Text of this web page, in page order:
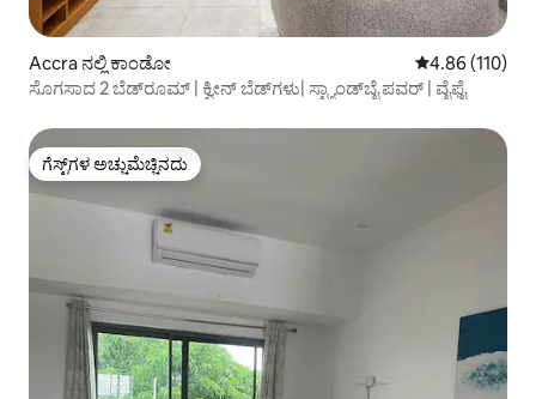
Accra ನಲ್ಲಿ ಕಾಂಡೋ 5 ರಲ್ಲಿ 4.86
4.86 (110)
ಸೊಗಸಾದ 2 ಬೆಡ್‌ರೂಮ್ | ಕ್ವೀನ್ ಬೆಡ್‌ಗಳು| ಸ್ಟ್ಯಾಂಡ್‌ಬೈ ಪವರ್ | ವೈಫೈ
ಗೆಸ್ಟ್‌ಗಳ ಅಚ್ಚುಮೆಚ್ಚಿನದು
ಗೆಸ್ಟ್‌ಗಳ ಅಚ್ಚುಮೆಚ್ಚಿನದು